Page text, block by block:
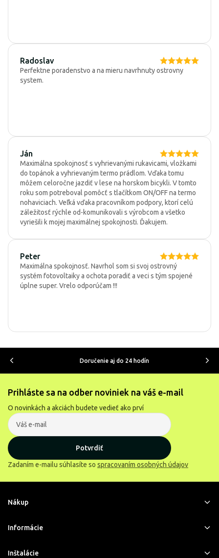
Radoslav
Perfektne poradenstvo a na mieru navrhnuty ostrovny
system.
Ján
Maximálna spokojnosť s vyhrievanými rukavicami, vložkami
do topánok a vyhrievaným termo prádlom. Vďaka tomu
môžem celoročne jazdiť v lese na horskom bicykli. V tomto
roku som potreboval pomôcť s tlačítkom ON/OFF na termo
nohaviciach. Veľká vďaka pracovníkom podpory, ktorí celú
záležitosť rýchle od-komunikovali s výrobcom a všetko
vyriešili k mojej maximálnej spokojnosti. Ďakujem.
Peter
Maximálna spokojnosť. Navrhol som si svoj ostrovný
systém fotovoltaiky a ochota poradiť a veci s tým spojené
úplne super. Vrelo odporúčam !!!
Doručenie aj do 24 hodín
Prihláste sa na odber noviniek na váš e-mail
O novinkách a akciách budete vedieť ako prví
Potvrdiť
Zadaním e-mailu súhlasíte so spracovaním osobných údajov
Nákup
Informácie
Inštalácie